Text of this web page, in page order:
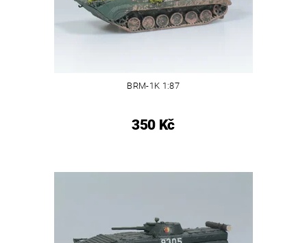
BRM-1K 1:87
350 Kč